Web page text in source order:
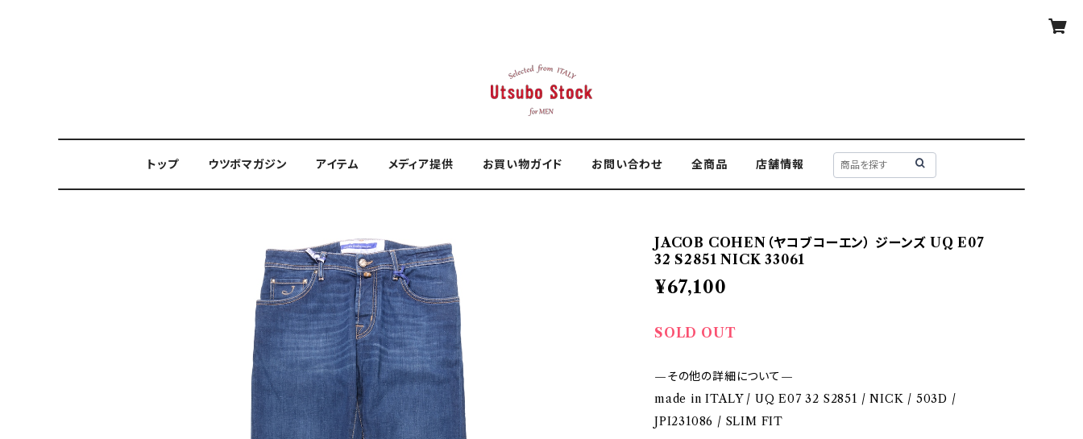
トップ ウツボマガジン アイテム メディア提供 お買い物ガイド お問い合わせ 全商品 店舗情報
JACOB COHEN（ヤコブコーエン） ジーンズ UQ E07
32 S2851 NICK 33061
¥67,100
SOLD OUT
—その他の詳細について—
made in ITALY / UQ E07 32 S2851 / NICK / 503D /
JPI231086 / SLIM FIT